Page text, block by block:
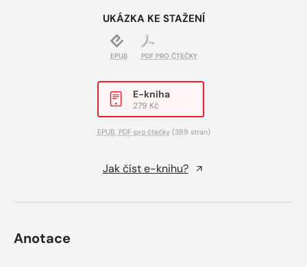
UKÁZKA KE STAŽENÍ
EPUB PDF PRO ČTEČKY
E-kniha
279 Kč
EPUB, PDF pro čtečky(389 stran)
Jak číst e-knihu?
Anotace